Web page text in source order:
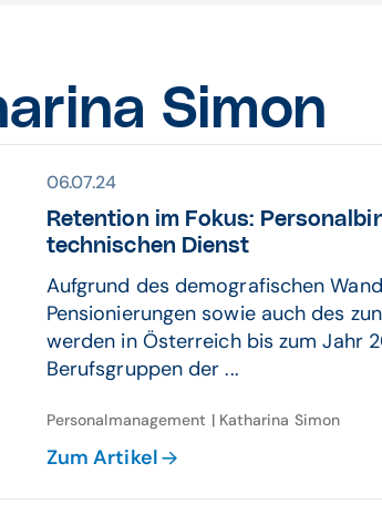
Simon
06.07.24
Retention im Fokus:
tech­nischen Dienst
Aufgrund des demografischen
Pensionierungen sowie auch des
werden in Österreich bis zum Jahr
Berufsgruppen der ...
Personalmanagement | Katharina Simon
Zum Artikel